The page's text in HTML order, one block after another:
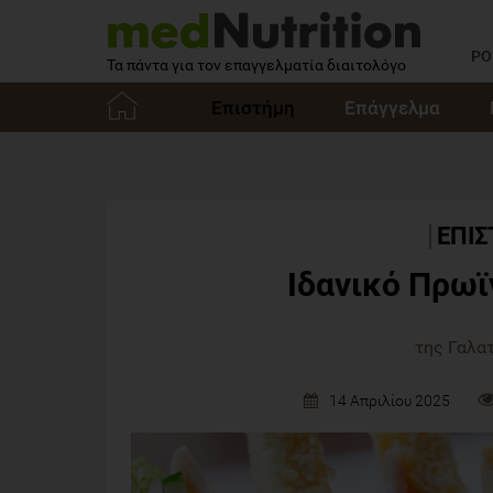
Τα πάντα για τον επαγγελματία διαιτολόγο
Επιστήμη Επάγγελμα
Ιδανικό
της
14 Απριλίου 2025